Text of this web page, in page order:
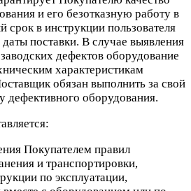
и его безотказную работу в
срок в инструкции пользователя
поставки. В случае выявления
дефектов оборудование
характеристикам
обязан выполнить за свой
дефективного оборудования.
Покупателем правил
и транспортировки,
по эксплуатации,